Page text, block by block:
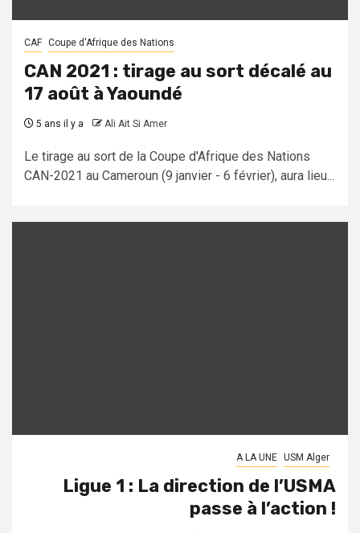
CAF Coupe d'Afrique des Nations
CAN 2021 : tirage au sort décalé au
17 août à Yaoundé
5 ans il y a Ali Ait Si Amer
Le tirage au sort de la Coupe d'Afrique des Nations
CAN-2021 au Cameroun (9 janvier - 6 février), aura lieu...
A LA UNE USM Alger
Ligue 1 : La direction de l’USMA
passe à l’action !